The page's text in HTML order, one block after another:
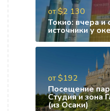
от $2 130
Токио: вчера и
источники у
от $192
Посещение
Студия и зона
(из Осаки)